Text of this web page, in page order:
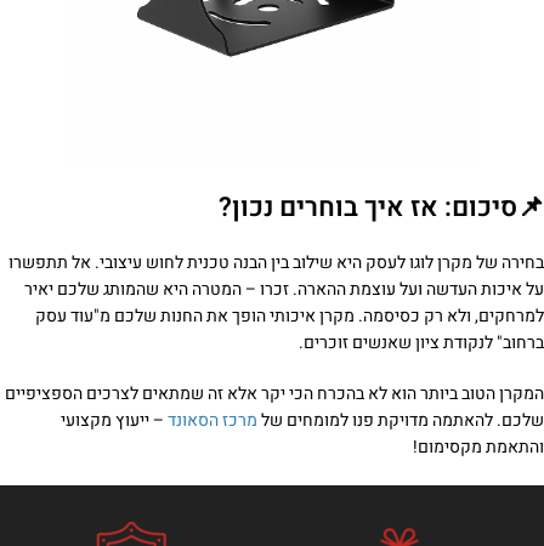
📌סיכום: אז איך בוחרים נכון?
בחירה של מקרן לוגו לעסק היא שילוב בין הבנה טכנית לחוש עיצובי. אל תתפשרו
על איכות העדשה ועל עוצמת ההארה. זכרו – המטרה היא שהמותג שלכם יאיר
למרחקים, ולא רק כסיסמה. מקרן איכותי הופך את החנות שלכם מ"עוד עסק
ברחוב" לנקודת ציון שאנשים זוכרים.
המקרן הטוב ביותר הוא לא בהכרח הכי יקר אלא זה שמתאים לצרכים הספציפיים
שלכם. להאתמה מדויקת פנו למומחים שלמרכז הסאונד– ייעוץ מקצועי
והתאמת מקסימום!